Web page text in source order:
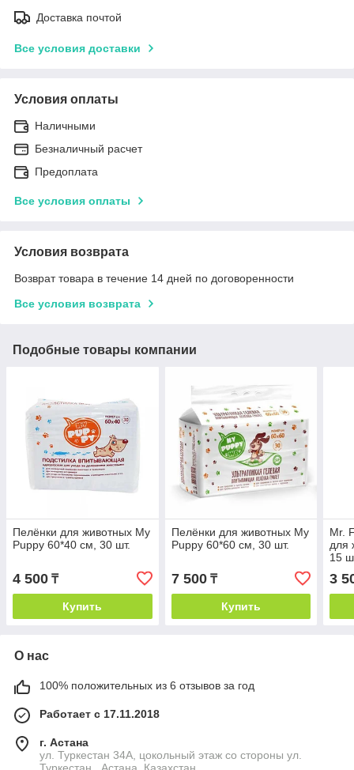
Доставка почтой
Все условия доставки
Условия оплаты
Наличными
Безналичный расчет
Предоплата
Все условия оплаты
Условия возврата
Возврат товара в течение 14 дней по договоренности
Все условия возврата
Подобные товары компании
Пелёнки для животных My
Puppy 60*40 см, 30 шт.
4 500 ₸
Купить
Пелёнки для животных My
Puppy 60*60 см, 30 шт.
7 500₸
Купить
Mr.
для
15
3
О нас
100% положительных из 6 отзывов за год
Работает с 17.11.2018
г. Астана
ул. Туркестан 34А, цокольный этаж со стороны ул.